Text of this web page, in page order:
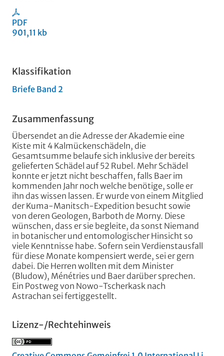
PDF
901,11 kb
Klassifikation
Briefe Band 2
Zusammenfassung
Übersendet an die Adresse der Akademie eine
Kiste mit 4 Kalmückenschädeln, die
Gesamtsumme belaufe sich inklusive der bereits
gelieferten Schädel auf 52 Rubel. Mehr Schädel
konnte er jetzt nicht beschaffen, falls Baer im
kommenden Jahr noch welche benötige, solle er
ihn das wissen lassen. Er wurde von einem Mitglied
der Kuma-Manitsch-Expedition besucht sowie
von deren Geologen, Barboth de Morny. Diese
wünschen, dass er sie begleite, da sonst Niemand
in botanischer und entomologischer Hinsicht so
viele Kenntnisse habe. Sofern sein Verdienstausfall
für diese Monate kompensiert werde, sei er gern
dabei. Die Herren wollten mit dem Minister
(Bludow), Ménétries und Baer darüber sprechen.
Ein Postweg von Nowo-Tscherkask nach
Astrachan sei fertiggestellt.
Lizenz-/Rechtehinweis